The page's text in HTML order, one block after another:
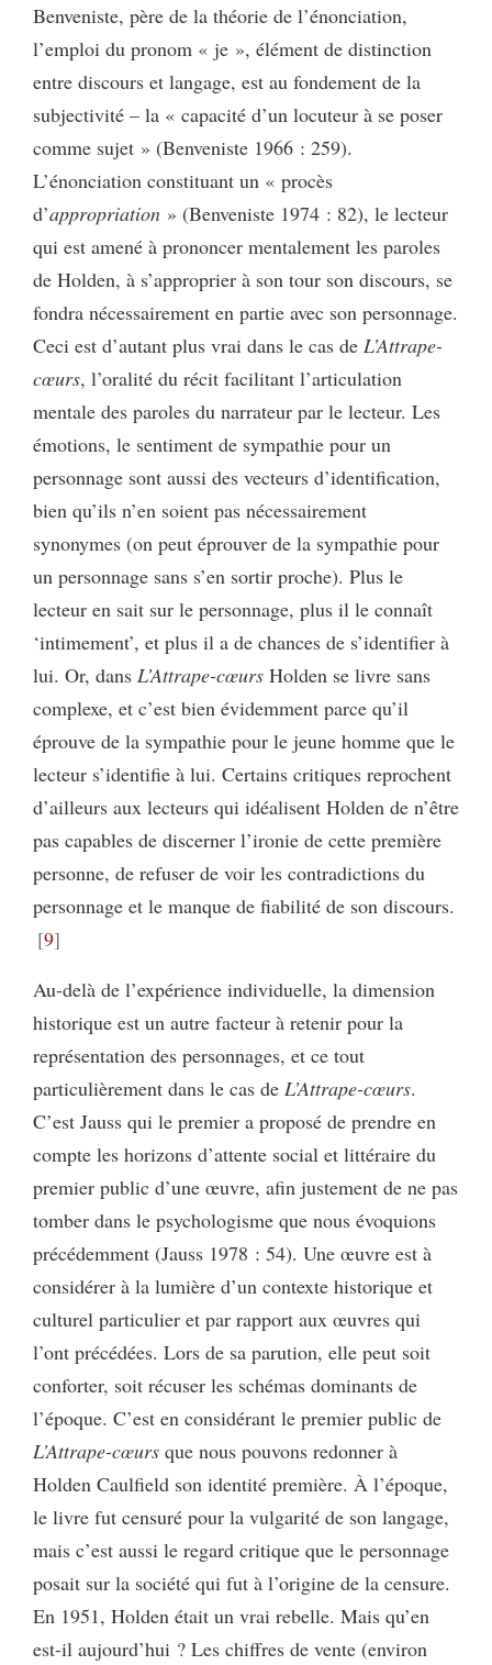
Benveniste, père de la théorie de l’énonciation,
l’emploi du pronom « je », élément de distinction
entre discours et langage, est au fondement de la
subjectivité – la « capacité d’un locuteur à se poser
comme sujet » (Benveniste 1966 : 259).
L’énonciation constituant un « procès
d’appropriation » (Benveniste 1974 : 82), le lecteur
qui est amené à prononcer mentalement les paroles
de Holden, à s’approprier à son tour son discours, se
fondra nécessairement en partie avec son personnage.
Ceci est d’autant plus vrai dans le cas de L’Attrape-
cœurs, l’oralité du récit facilitant l’articulation
mentale des paroles du narrateur par le lecteur. Les
émotions, le sentiment de sympathie pour un
personnage sont aussi des vecteurs d’identification,
bien qu’ils n’en soient pas nécessairement
synonymes (on peut éprouver de la sympathie pour
un personnage sans s’en sortir proche). Plus le
lecteur en sait sur le personnage, plus il le connaît
‘intimement’, et plus il a de chances de s’identifier à
lui. Or, dans L’Attrape-cœurs Holden se livre sans
complexe, et c’est bien évidemment parce qu’il
éprouve de la sympathie pour le jeune homme que le
lecteur s’identifie à lui. Certains critiques reprochent
d’ailleurs aux lecteurs qui idéalisent Holden de n’être
pas capables de discerner l’ironie de cette première
personne, de refuser de voir les contradictions du
personnage et le manque de fiabilité de son discours.
9
Au-delà de l’expérience individuelle, la dimension
historique est un autre facteur à retenir pour la
représentation des personnages, et ce tout
particulièrement dans le cas de L’Attrape-cœurs.
C’est Jauss qui le premier a proposé de prendre en
compte les horizons d’attente social et littéraire du
premier public d’une œuvre, afin justement de ne pas
tomber dans le psychologisme que nous évoquions
précédemment (Jauss 1978 : 54). Une œuvre est à
considérer à la lumière d’un contexte historique et
culturel particulier et par rapport aux œuvres qui
l’ont précédées. Lors de sa parution, elle peut soit
conforter, soit récuser les schémas dominants de
l’époque. C’est en considérant le premier public de
L’Attrape-cœurs que nous pouvons redonner à
Holden Caulfield son identité première. À l’époque,
le livre fut censuré pour la vulgarité de son langage,
mais c’est aussi le regard critique que le personnage
posait sur la société qui fut à l’origine de la censure.
En 1951, Holden était un vrai rebelle. Mais qu’en
est-il aujourd’hui ? Les chiffres de vente (environ